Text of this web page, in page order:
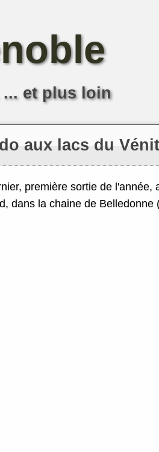
... et plus loin
aux lacs du
première sortie de
dans la chaine de